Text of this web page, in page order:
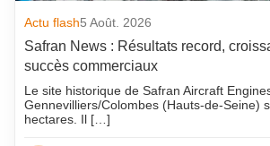
Actu flash5 Août. 2026
Safran News : Résultats record,
succès commerciaux
Le site historique de Safran Aircraft
Gennevilliers/Colombes (Hauts-de-Seine)
hectares. Il […]